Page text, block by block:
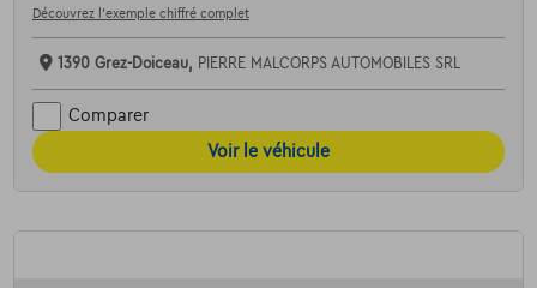
Découvrez l’exemple chiffré complet
1390 Grez-Doiceau, PIERRE MALCORPS AUTOMOBILES SRL
Comparer
Voir le véhicule